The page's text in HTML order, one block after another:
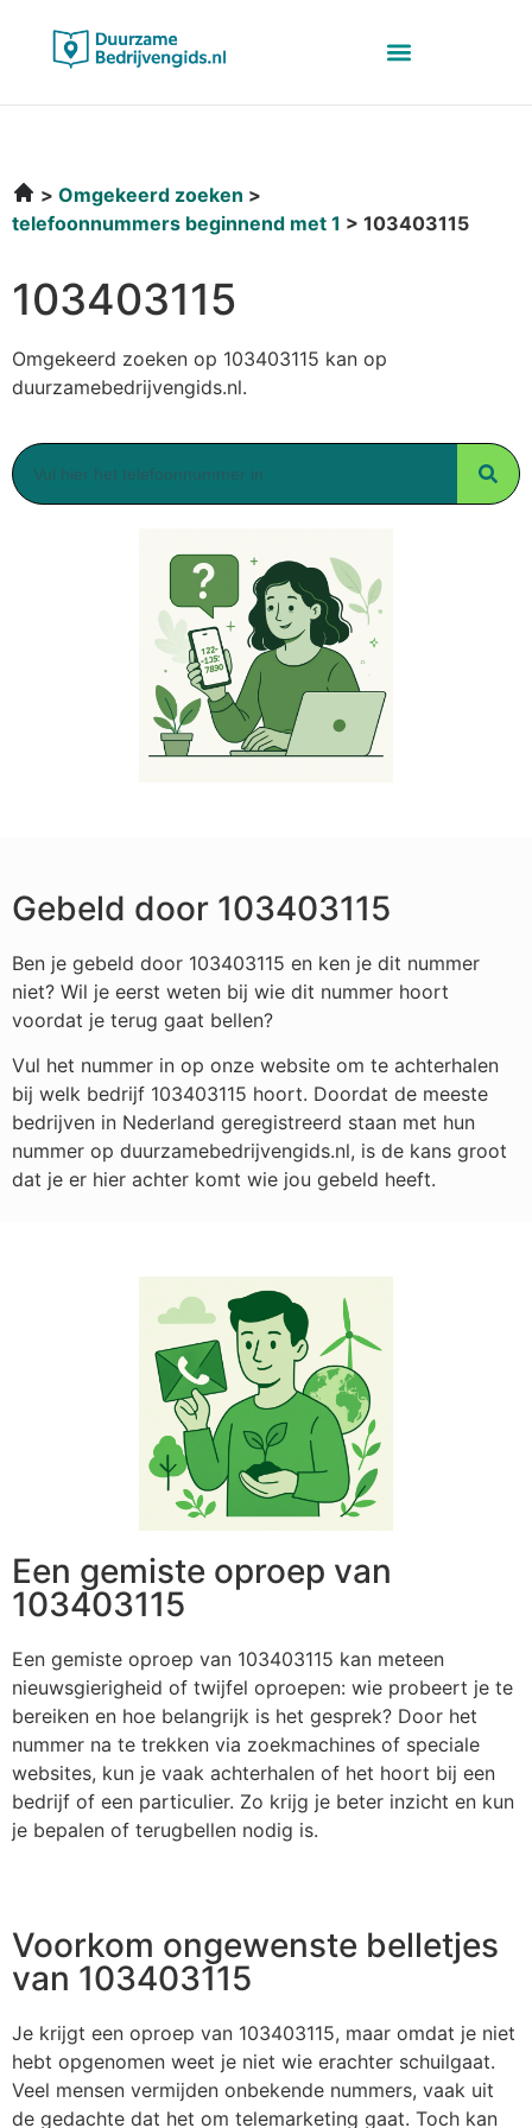
Omgekeerd zoeken
telefoonnummers beginnend met 1
103403115
103403115
Omgekeerd zoeken op 103403115 kan op
duurzamebedrijvengids.nl.
Gebeld door 103403115
Ben je gebeld door 103403115 en ken je dit nummer
niet? Wil je eerst weten bij wie dit nummer hoort
voordat je terug gaat bellen?
Vul het nummer in op onze website om te achterhalen
bij welk bedrijf 103403115 hoort. Doordat de meeste
bedrijven in Nederland geregistreerd staan met hun
nummer op duurzamebedrijvengids.nl, is de kans groot
dat je er hier achter komt wie jou gebeld heeft.
Een gemiste oproep van
103403115
Een gemiste oproep van 103403115 kan meteen
nieuwsgierigheid of twijfel oproepen: wie probeert je te
bereiken en hoe belangrijk is het gesprek? Door het
nummer na te trekken via zoekmachines of speciale
websites, kun je vaak achterhalen of het hoort bij een
bedrijf of een particulier. Zo krijg je beter inzicht en kun
je bepalen of terugbellen nodig is.
Voorkom ongewenste belletjes
van 103403115
Je krijgt een oproep van 103403115, maar omdat je niet
hebt opgenomen weet je niet wie erachter schuilgaat.
Veel mensen vermijden onbekende nummers, vaak uit
de gedachte dat het om telemarketing gaat. Toch kan